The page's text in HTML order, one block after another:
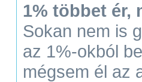
1% többet ér,
Sokan nem is
az 1%-okból
mégsem él az